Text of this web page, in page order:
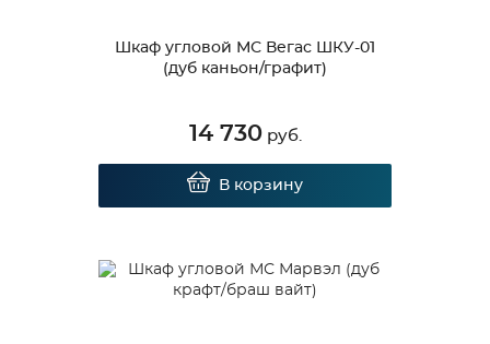
Шкаф угловой МС Вегас ШКУ-01
(дуб каньон/графит)
14 730руб.
В корзину